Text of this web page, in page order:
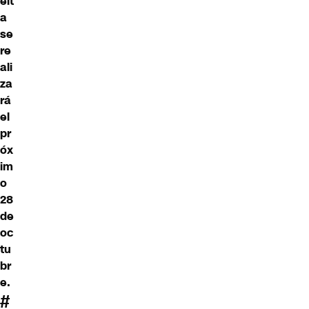
a
se
re
ali
za
rá
el
pr
óx
im
o
28
de
oc
tu
br
e.
#